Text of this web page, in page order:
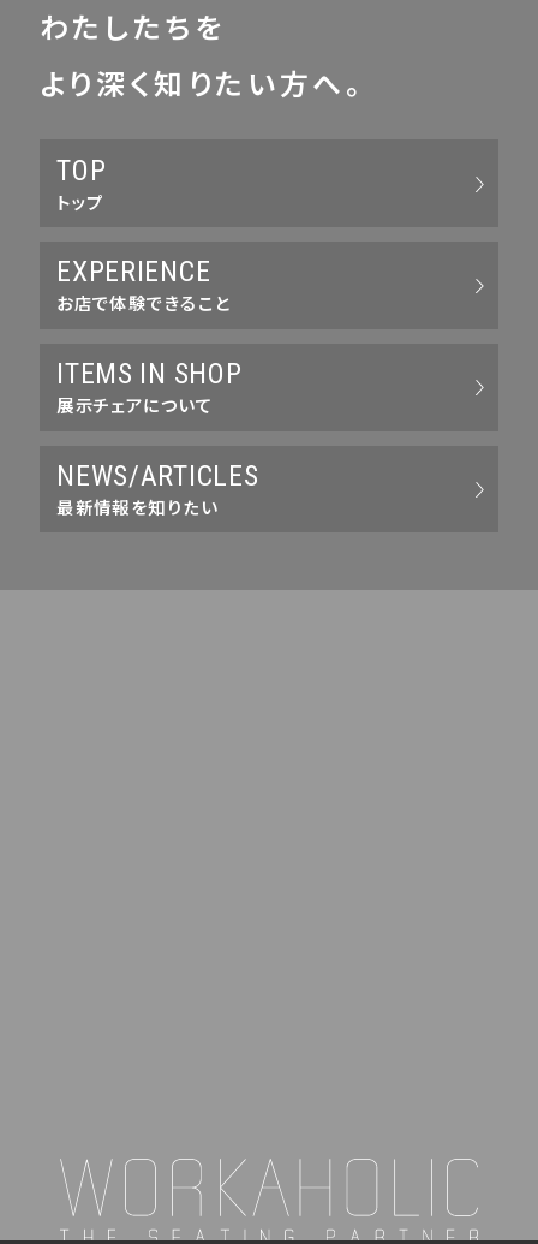
わたしたちを
より深く知りたい方へ。
TOP
トップ
EXPERIENCE
お店で体験できること
ITEMS IN SHOP
展示チェアについて
NEWS/ARTICLES
最新情報を知りたい